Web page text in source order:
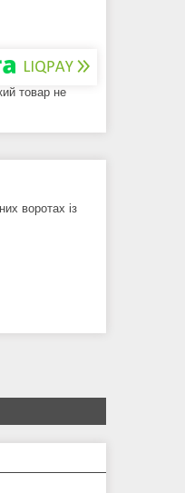
товар не
воротах із